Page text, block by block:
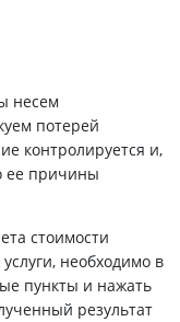
несем
потерей
контролируется и,
ее причины
стоимости
необходимо в
пункты и нажать
результат